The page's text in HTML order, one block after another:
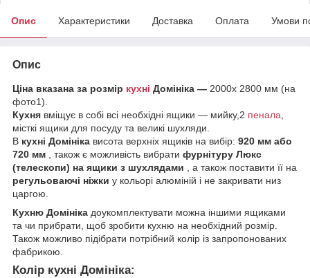
Опис Характеристики Доставка Оплата Умови
Опис
Ціна вказана за розмір кухні Домініка — 2000х 2800 мм (на
фото1).
Кухня вміщує в собі всі необхідні ящики — мийку,2 пенала
місткі ящики для посуду та великі шухляди.
В кухні Домініка висота верхніх ящиків на вибір: 920 мм або
720 мм
, також є можливість вибрати фурнітуру Люкс
(телескопи) на ящики з шухлядами , а також поставити її на
регульоваючі ніжки у кольорі алюміній і не закривати низ
царгою.
Кухню Домініка доукомплектувати можна іншими ящиками
та чи прибрати, щоб зробити кухню на необхідний розмір.
Також можливо підібрати потрібний колір із запропонованих
фабрикою.
Колір кухні Домініка: